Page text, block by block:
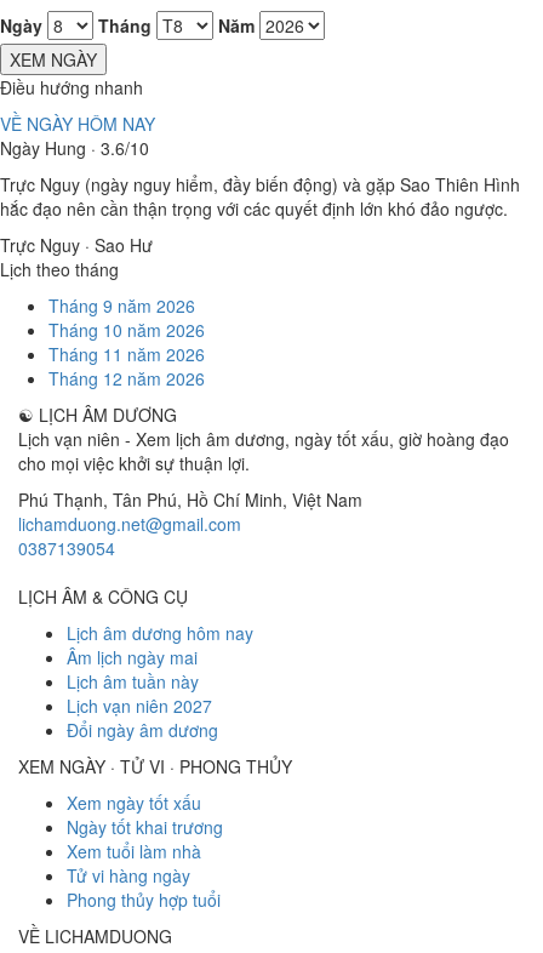
Ngày
Tháng
Năm
XEM NGÀY
Điều hướng nhanh
VỀ NGÀY HÔM NAY
Ngày Hung · 3.6/10
Trực Nguy (ngày nguy hiểm, đầy biến động) và gặp Sao Thiên Hình
hắc đạo nên cần thận trọng với các quyết định lớn khó đảo ngược.
Trực Nguy · Sao Hư
Lịch theo tháng
Tháng 9 năm 2026
Tháng 10 năm 2026
Tháng 11 năm 2026
Tháng 12 năm 2026
☯ LỊCH ÂM DƯƠNG
Lịch vạn niên - Xem lịch âm dương, ngày tốt xấu, giờ hoàng đạo
cho mọi việc khởi sự thuận lợi.
Phú Thạnh, Tân Phú, Hồ Chí Minh, Việt Nam
lichamduong.net@gmail.com
0387139054
LỊCH ÂM & CÔNG CỤ
Lịch âm dương hôm nay
Âm lịch ngày mai
Lịch âm tuần này
Lịch vạn niên 2027
Đổi ngày âm dương
XEM NGÀY · TỬ VI · PHONG THỦY
Xem ngày tốt xấu
Ngày tốt khai trương
Xem tuổi làm nhà
Tử vi hàng ngày
Phong thủy hợp tuổi
VỀ LICHAMDUONG